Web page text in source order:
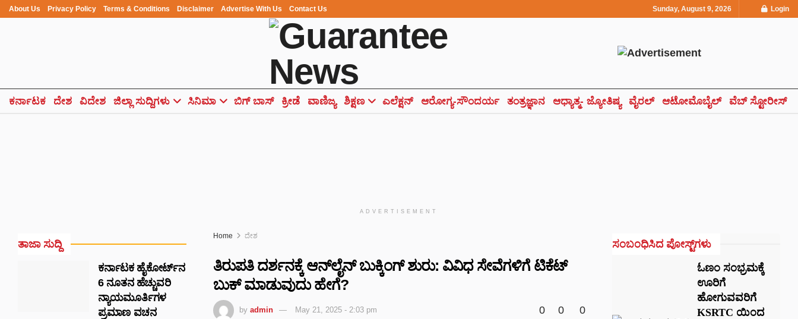
About Us Privacy Policy Terms & Conditions Disclaimer Advertise With Us Contact Us Sunday, August 9, 2026 Login
ಕರ್ನಾಟಕ ದೇಶ ವಿದೇಶ ಜಿಲ್ಲಾ ಸುದ್ದಿಗಳು ಸಿನಿಮಾ ಬಿಗ್ ಬಾಸ್ ಕ್ರೀಡೆ ವಾಣಿಜ್ಯ ಶಿಕ್ಷಣ ಎಲೆಕ್ಷನ್ ಆರೋಗ್ಯ-ಸೌಂದರ್ಯ ತಂತ್ರಜ್ಞಾನ ಆಧ್ಯಾತ್ಮ- ಜ್ಯೋತಿಷ್ಯ ವೈರಲ್ ಆಟೋಮೊಬೈಲ್ ವೆಬ್ ಸ್ಟೋರೀಸ್
ADVERTISEMENT
Home ದೇಶ
ತಿರುಪತಿ ದರ್ಶನಕ್ಕೆ ಆನ್‌ಲೈನ್ ಬುಕ್ಕಿಂಗ್ ಶುರು: ವಿವಿಧ ಸೇವೆಗಳಿಗೆ ಟಿಕೆಟ್
ಬುಕ್ ಮಾಡುವುದು ಹೇಗೆ?
by admin May 21, 2025 - 2:03 pm 0 0 0
ತಾಜಾ ಸುದ್ದಿ
ಕರ್ನಾಟಕ ಹೈಕೋರ್ಟ್‌ನ
6 ನೂತನ ಹೆಚ್ಚುವರಿ
ನ್ಯಾಯಮೂರ್ತಿಗಳ
ಪ್ರಮಾಣ ವಚನ
ಸಂಬಂಧಿಸಿದ ಪೋಸ್ಟ್‌ಗಳು
ಓಣಂ ಸಂಭ್ರಮಕ್ಕೆ
ಊರಿಗೆ
ಹೋಗುವವರಿಗೆ
KSRTC ಯಿಂದ